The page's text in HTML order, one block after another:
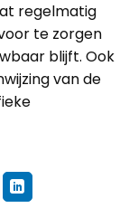
regelmatig
te zorgen
blijft. Ook
van de